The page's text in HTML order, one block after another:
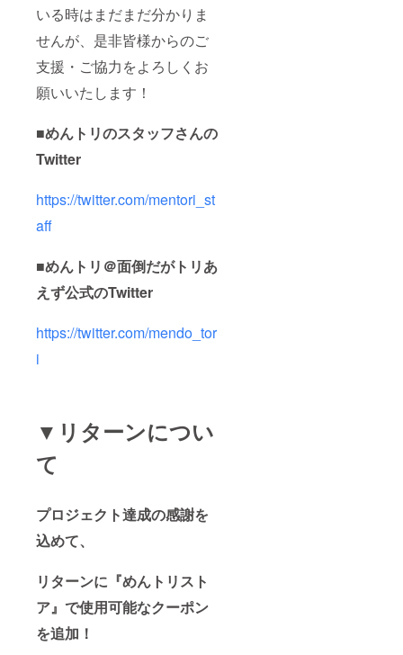
いる時はまだまだ分かりま
せんが、是非皆様からのご
支援・ご協力をよろしくお
願いいたします！
■めんトリのスタッフさんの
Twitter
https://twitter.com/mentori_st
aff
■めんトリ＠面倒だがトリあ
えず公式のTwitter
https://twitter.com/mendo_tor
i
▼リターンについ
て
プロジェクト達成の感謝を
込めて、
リターンに『めんトリスト
ア』で使用可能なクーポン
を追加！